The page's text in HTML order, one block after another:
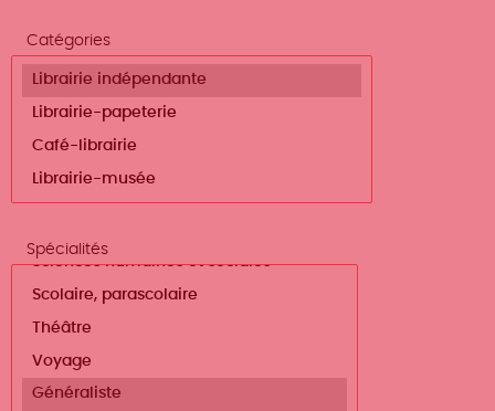
Catégories
Spécialités